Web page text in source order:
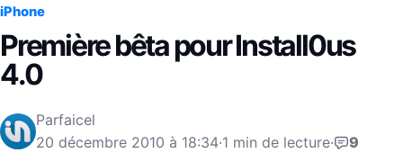
iPhone
Première bêta pour Install0us
4.0
Parfaicel
20 décembre 2010 à 18:34·1 min de lecture· 9